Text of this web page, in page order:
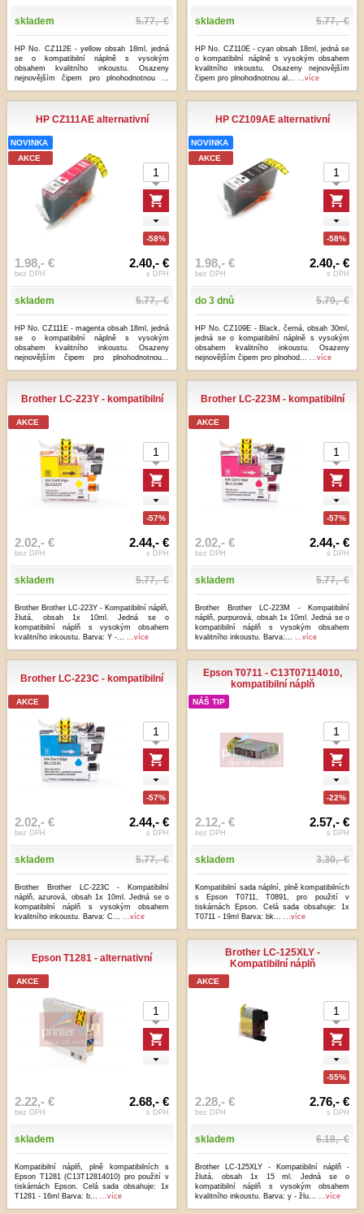
skladem 5.77,- €
HP No. CZ112E - yellow obsah 18ml, jedná
se o kompatibilní náplně s vysokým
obsahem kvalitního inkoustu. Osazeny
nejnovějším čipem pro plnohodnotnou ...
skladem 5.77,- €
HP No. CZ110E - cyan obsah 18ml, jedná se
o kompatibilní náplně s vysokým obsahem
kvalitního inkoustu. Osazeny nejnovějším
čipem pro plnohodnotnou al...
...více
HP CZ111AE alternativní
NOVINKA
AKCE
-58%
1.98,- €
bez DPH
2.40,- €
s DPH
skladem 5.77,- €
HP No. CZ111E - magenta obsah 18ml, jedná
se o kompatibilní náplně s vysokým
obsahem kvalitního inkoustu. Osazeny
nejnovějším čipem pro plnohodnotnou...
HP CZ109AE alternativní
NOVINKA
AKCE
-58%
1.98,- €
bez DPH
2.40,- €
s DPH
do 3 dnů 5.79,- €
HP No. CZ109E - Black, černá, obsah 30ml,
jedná se o kompatibilní náplně s vysokým
obsahem kvalitního inkoustu. Osazeny
nejnovějším čipem pro plnohod...
...více
Brother LC-223Y - kompatibilní
AKCE
-57%
2.02,- €
bez DPH
2.44,- €
s DPH
skladem 5.77,- €
Brother Brother LC-223Y - Kompatibilní náplň,
žlutá, obsah 1x 10ml. Jedná se o
kompatibilní náplň s vysokým obsahem
kvalitního inkoustu. Barva: Y -...
...více
Brother LC-223M - kompatibilní
AKCE
-57%
2.02,- €
bez DPH
2.44,- €
s DPH
skladem 5.77,- €
Brother Brother LC-223M - Kompatibilní
náplň, purpurová, obsah 1x 10ml. Jedná se o
kompatibilní náplň s vysokým obsahem
kvalitního inkoustu. Barva:...
...více
Brother LC-223C - kompatibilní
AKCE
-57%
2.02,- €
bez DPH
2.44,- €
s DPH
skladem 5.77,- €
Brother Brother LC-223C - Kompatibilní
náplň, azurová, obsah 1x 10ml. Jedná se o
kompatibilní náplň s vysokým obsahem
kvalitního inkoustu. Barva: C...
...více
Epson T0711 - C13T07114010,
kompatibilní náplň
NÁŠ TIP
-22%
2.12,- €
bez DPH
2.57,- €
s DPH
skladem 3.30,- €
Kompatibilní sada náplní, plně kompatibilních
s Epson T0711, T0891, pro použití v
tiskárnách Epson. Celá sada obsahuje: 1x
T0711 - 19ml Barva: bk...
...více
Epson T1281 - alternativní
AKCE
2.22,- €
bez DPH
2.68,- €
s DPH
skladem
Kompatibilní náplň, plně kompatibilních s
Epson T1281 (C13T12814010) pro použití v
tiskárnách Epson. Celá sada obsahuje: 1x
T1281 - 16ml Barva: b...
...více
Brother LC-125XLY -
Kompatibilní náplň
AKCE
-55%
2.28,- €
bez DPH
2.76,- €
s DPH
skladem 6.18,- €
Brother LC-125XLY - Kompatibilní náplň -
žlutá, obsah 1x 15 ml. Jedná se o
kompatibilní náplň s vysokým obsahem
kvalitního inkoustu. Barva: y - žlu...
...více